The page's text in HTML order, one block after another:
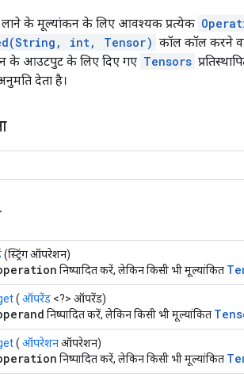
लाने के मूल्यांकन के लिए आवश्यक प्रत्येक
int, Tensor) कॉल कॉल करने
के आउटपुट के लिए दिए गए Tensors
देता है।
(स्ट्रिंग ऑपरेशन)
निष्पादित करें, लेकिन किसी भी मूल्यांकित
( ऑपरेंड <?> ऑपरेंड)
निष्पादित करें, लेकिन किसी भी मूल्यांकित
( ऑपरेशनऑपरेशन)
निष्पादित करें, लेकिन किसी भी मूल्यांकित